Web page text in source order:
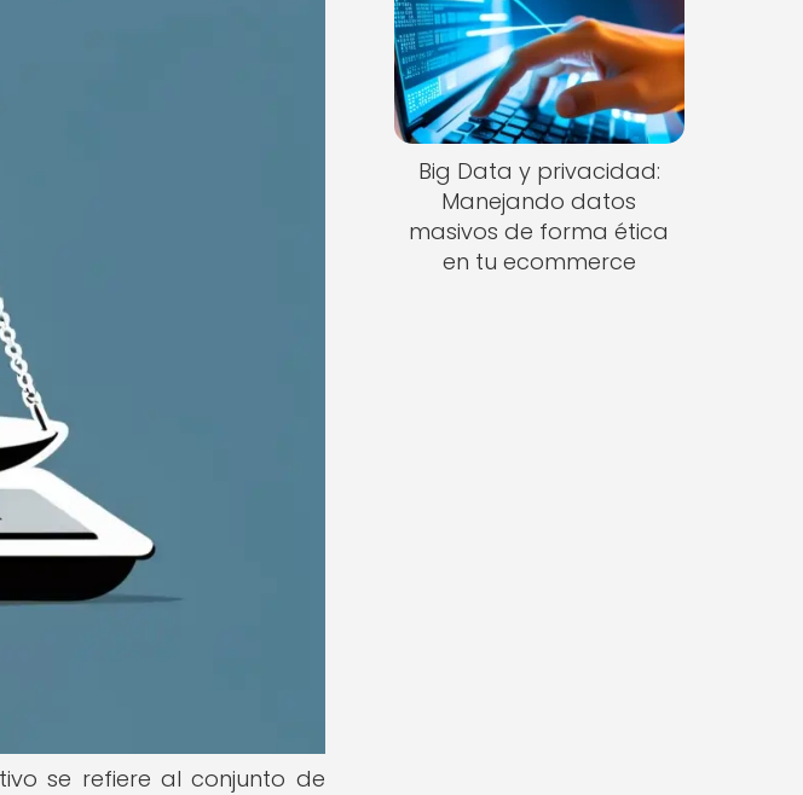
se refiere al conjunto de
Big Data y privacidad:
Manejando datos
masivos de forma ética
en tu ecommerce